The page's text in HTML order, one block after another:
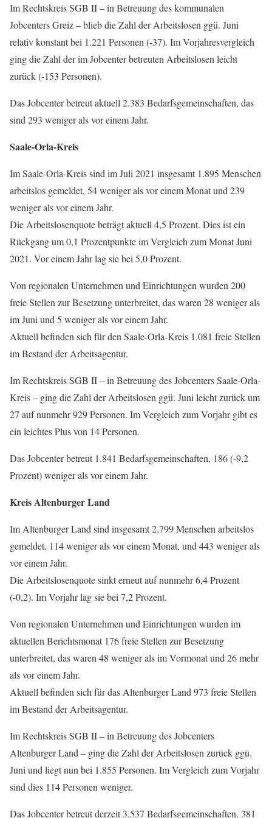
Im Rechtskreis SGB II – in Betreuung des kommunalen
Jobcenters Greiz – blieb die Zahl der Arbeitslosen ggü. Juni
relativ konstant bei 1.221 Personen (-37). Im Vorjahresvergleich
ging die Zahl der im Jobcenter betreuten Arbeitslosen leicht
zurück (-153 Personen).
Das Jobcenter betreut aktuell 2.383 Bedarfsgemeinschaften, das
sind 293 weniger als vor einem Jahr.
Saale-Orla-Kreis
Im Saale-Orla-Kreis sind im Juli 2021 insgesamt 1.895 Menschen
arbeitslos gemeldet, 54 weniger als vor einem Monat und 239
weniger als vor einem Jahr.
Die Arbeitslosenquote beträgt aktuell 4,5 Prozent. Dies ist ein
Rückgang um 0,1 Prozentpunkte im Vergleich zum Monat Juni
2021. Vor einem Jahr lag sie bei 5,0 Prozent.
Von regionalen Unternehmen und Einrichtungen wurden 200
freie Stellen zur Besetzung unterbreitet, das waren 28 weniger als
im Juni und 5 weniger als vor einem Jahr.
Aktuell befinden sich für den Saale-Orla-Kreis 1.081 freie Stellen
im Bestand der Arbeitsagentur.
Im Rechtskreis SGB II – in Betreuung des Jobcenters Saale-Orla-
Kreis – ging die Zahl der Arbeitslosen ggü. Juni leicht zurück um
27 auf nunmehr 929 Personen. Im Vergleich zum Vorjahr gibt es
ein leichtes Plus von 14 Personen.
Das Jobcenter betreut 1.841 Bedarfsgemeinschaften, 186 (-9,2
Prozent) weniger als vor einem Jahr.
Kreis Altenburger Land
Im Altenburger Land sind insgesamt 2.799 Menschen arbeitslos
gemeldet, 114 weniger als vor einem Monat, und 443 weniger als
vor einem Jahr.
Die Arbeitslosenquote sinkt erneut auf nunmehr 6,4 Prozent
(-0,2). Im Vorjahr lag sie bei 7,2 Prozent.
Von regionalen Unternehmen und Einrichtungen wurden im
aktuellen Berichtsmonat 176 freie Stellen zur Besetzung
unterbreitet, das waren 48 weniger als im Vormonat und 26 mehr
als vor einem Jahr.
Aktuell befinden sich für das Altenburger Land 973 freie Stellen
im Bestand der Arbeitsagentur.
Im Rechtskreis SGB II – in Betreuung des Jobcenters
Altenburger Land – ging die Zahl der Arbeitslosen zurück ggü.
Juni und liegt nun bei 1.855 Personen. Im Vergleich zum Vorjahr
sind dies 114 Personen weniger.
Das Jobcenter betreut derzeit 3.537 Bedarfsgemeinschaften, 381